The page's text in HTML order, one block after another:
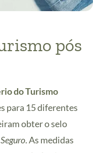
pós
do Turismo
para 15 diferentes
obter o selo
. As medidas